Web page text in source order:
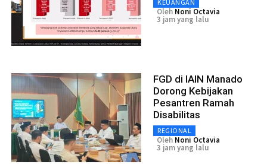
KEUANGAN
Oleh Noni Octavia
3 jam yang lalu
FGD di IAIN Manado
Dorong Kebijakan
Pesantren Ramah
Disabilitas
REGIONAL
Oleh Noni Octavia
3 jam yang lalu